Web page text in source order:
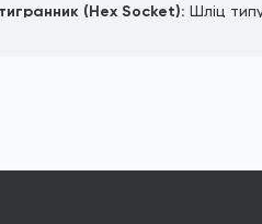
(Hex Socket): Шліц
Товар реалізуєтьсяв штуках